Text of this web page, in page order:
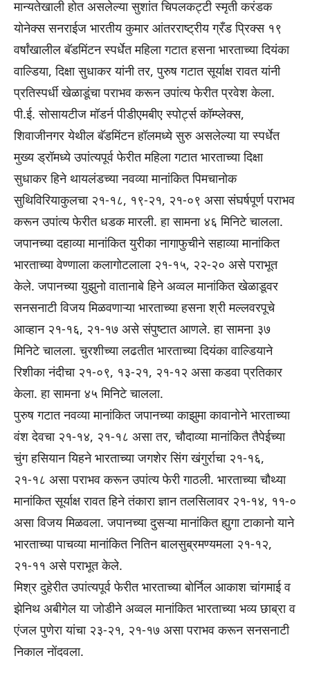
मान्यतेखाली होत असलेल्या सुशांत चिपलकट्टी स्मृती करंडक
योनेक्स सनराईज भारतीय कुमार आंतरराष्ट्रीय ग्रँड प्रिक्स १९
वर्षांखालील बॅडमिंटन स्पर्धेत महिला गटात हसना भारताच्या दियंका
वाल्डिया, दिक्षा सुधाकर यांनी तर, पुरुष गटात सूर्याक्ष रावत यांनी
प्रतिस्पर्धी खेळाडूंचा पराभव करून उपांत्य फेरीत प्रवेश केला.
पी.ई. सोसायटीज मॉडर्न पीडीएमबीए स्पोर्ट्स कॉम्प्लेक्स,
शिवाजीनगर येथील बॅडमिंटन हॉलमध्ये सुरु असलेल्या या स्पर्धेत
मुख्य ड्रॉमध्ये उपांत्यपूर्व फेरीत महिला गटात भारताच्या दिक्षा
सुधाकर हिने थायलंडच्या नवव्या मानांकित पिमचानोक
सुथिविरियाकुलचा २१-१८, १९-२१, २१-०९ असा संघर्षपूर्ण पराभव
करून उपांत्य फेरीत धडक मारली. हा सामना ४६ मिनिटे चालला.
जपानच्या दहाव्या मानांकित युरीका नागाफुचीने सहाव्या मानांकित
भारताच्या वेण्णाला कलागोटलाला २१-१५, २२-२० असे पराभूत
केले. जपानच्या युझुनो वातानाबे हिने अव्वल मानांकित खेळाडूवर
सनसनाटी विजय मिळवणाऱ्या भारताच्या हसना श्री मल्लवरपूचे
आव्हान २१-१६, २१-१७ असे संपुष्टात आणले. हा सामना ३७
मिनिटे चालला. चुरशीच्या लढतीत भारताच्या दियंका वाल्डियाने
रिशीका नंदीचा २१-०९, १३-२१, २१-१२ असा कडवा प्रतिकार
केला. हा सामना ४५ मिनिटे चालला.
पुरुष गटात नवव्या मानांकित जपानच्या काझुमा कावानोने भारताच्या
वंश देवचा २१-१४, २१-१८ असा तर, चौदाव्या मानांकित तैपेईच्या
चुंग हसियान यिहने भारताच्या जगशेर सिंग खंगुर्राचा २१-१६,
२१-१८ असा पराभव करून उपांत्य फेरी गाठली. भारताच्या चौथ्या
मानांकित सूर्याक्ष रावत हिने तंकारा ज्ञान तलसिलावर २१-१४, ११-०
असा विजय मिळवला. जपानच्या दुसऱ्या मानांकित ह्युगा टाकानो याने
भारताच्या पाचव्या मानांकित नितिन बालसुब्रमण्यमला २१-१२,
२१-११ असे पराभूत केले.
मिश्र दुहेरीत उपांत्यपूर्व फेरीत भारताच्या बोर्निल आकाश चांगमाई व
झेनिथ अबीगेल या जोडीने अव्वल मानांकित भारताच्या भव्य छाब्रा व
एंजल पुणेरा यांचा २३-२१, २१-१७ असा पराभव करून सनसनाटी
निकाल नोंदवला.